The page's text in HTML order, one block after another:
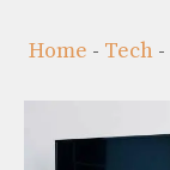
Home - Tech-